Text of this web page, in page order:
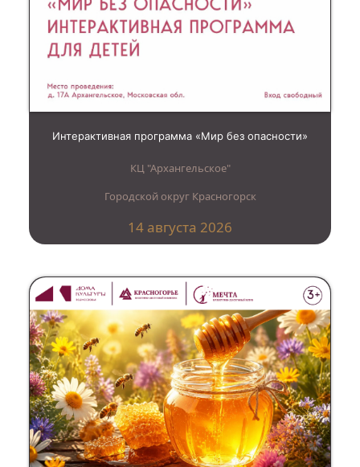
Интерактивная программа «Мир без опасности»
КЦ "Архангельское"
Городской округ Красногорск
14 августа 2026